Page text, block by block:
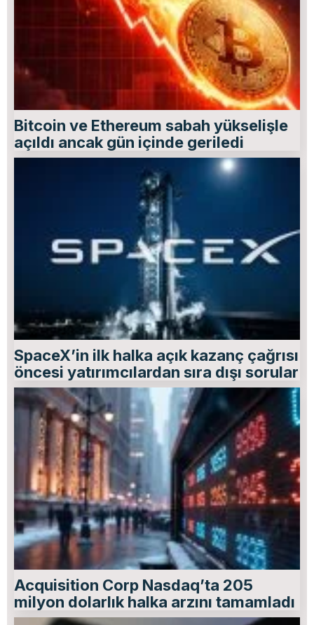
Bitcoin ve Ethereum sabah yükselişle
açıldı ancak gün içinde geriledi
SpaceX’in ilk halka açık kazanç çağrısı
öncesi yatırımcılardan sıra dışı sorular
Acquisition Corp Nasdaq’ta 205
milyon dolarlık halka arzını tamamladı